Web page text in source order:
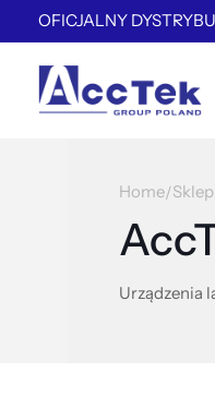
OFICJALNY
Home/Sklep
Urządzenia